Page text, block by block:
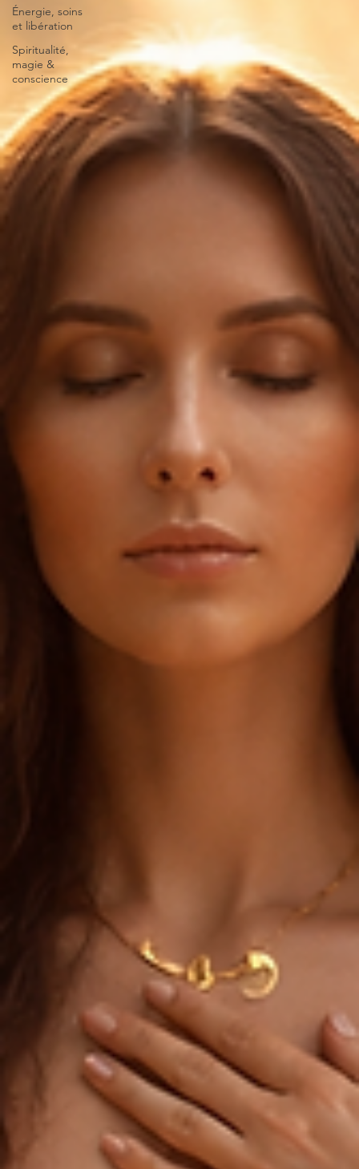
Énergie, soins
et libération
Spiritualité,
magie &
conscience